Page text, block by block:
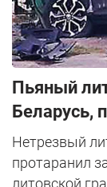
Пьяный
Беларусь,
Нетрезвый
протаранил
литовской